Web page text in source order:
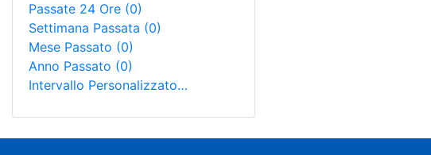
Passate 24 Ore (0)
Settimana Passata (0)
Mese Passato (0)
Anno Passato (0)
Intervallo Personalizzato…